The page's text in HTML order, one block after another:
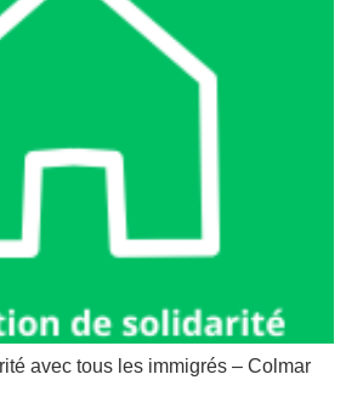
avec tous les immigrés – Colmar